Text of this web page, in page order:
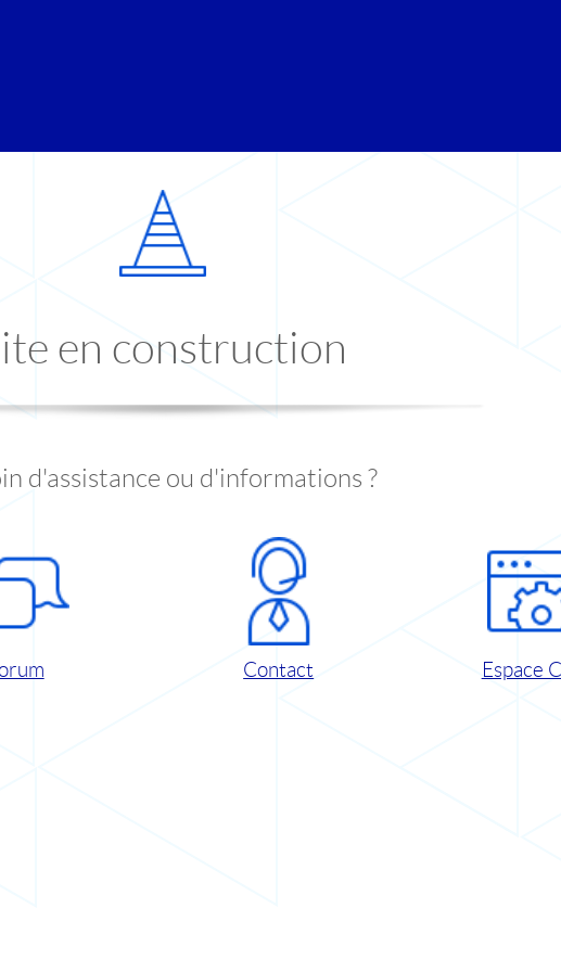
en construction
d'assistance ou d'informations ?
Contact Espace